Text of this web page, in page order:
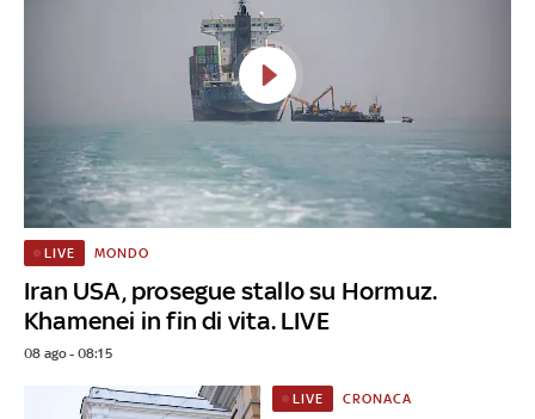
Iran USA, prosegue stallo su Hormuz.
Khamenei in fin di vita. LIVE
LIVE MONDO
08 ago - 08:15
LIVE CRONACA